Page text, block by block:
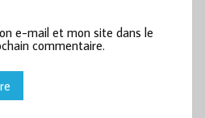
e-mail et mon site dans le
commentaire.